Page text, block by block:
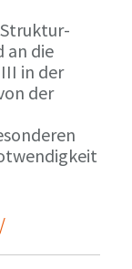
an die
in der
der